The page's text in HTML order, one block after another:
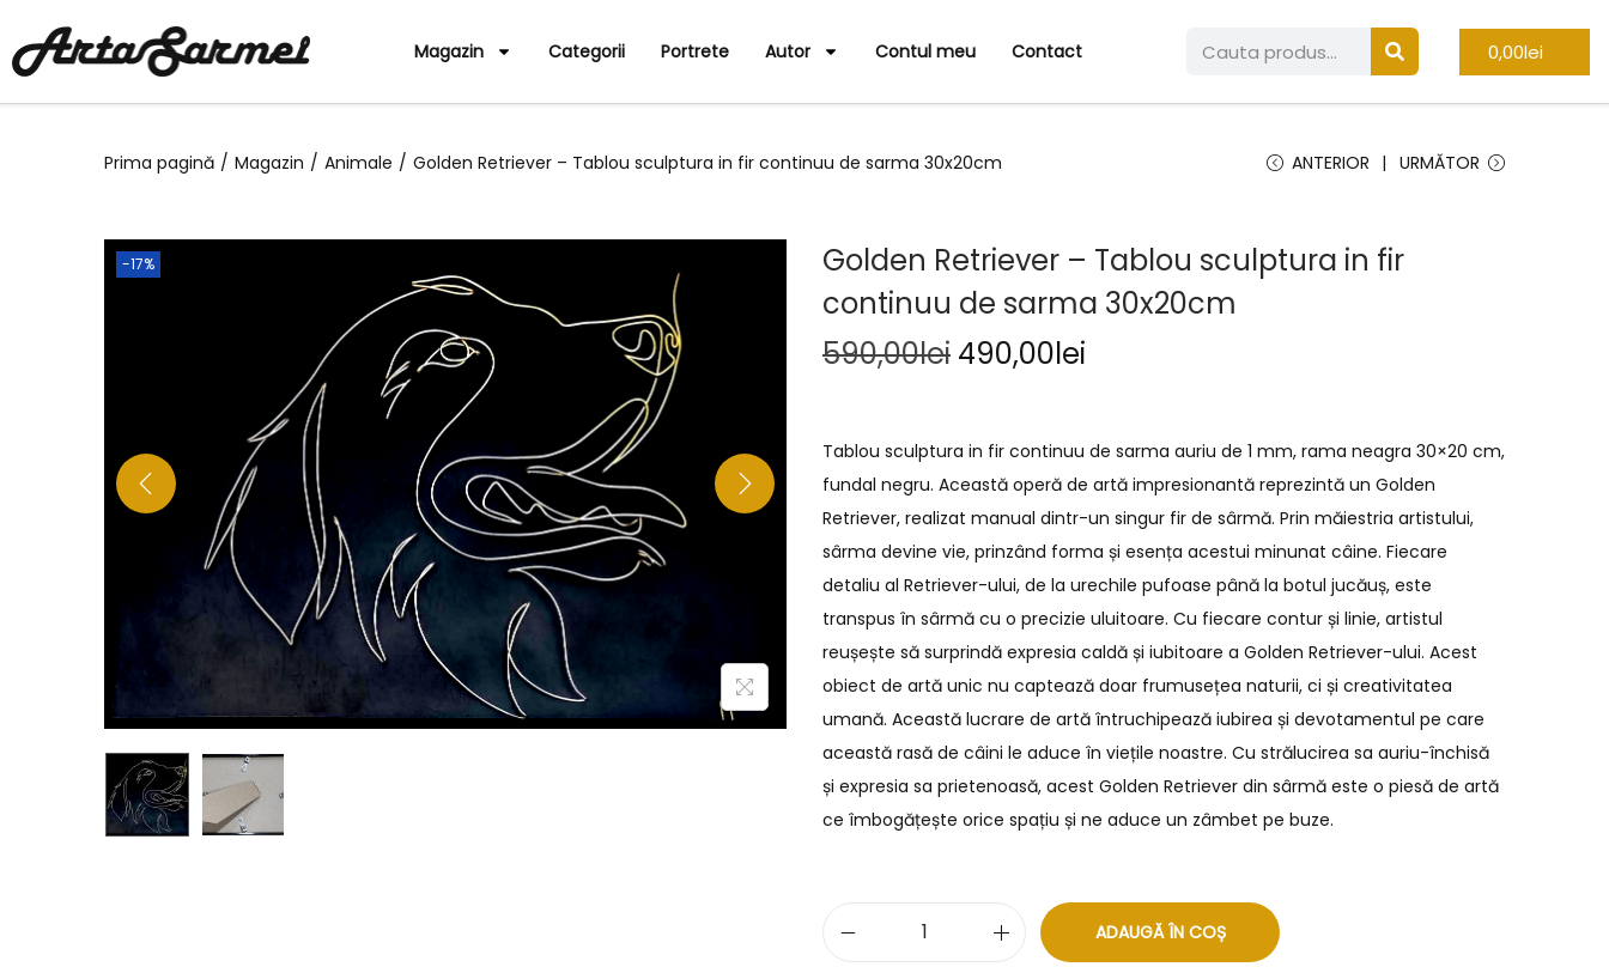
Magazin Categorii Portrete Autor Contul meu Contact 0,00lei
Prima pagină / Magazin / Animale / Golden Retriever – Tablou sculptura in fir continuu de sarma 30x20cm ANTERIOR URMĂTOR
-17%
Golden Retriever – Tablou sculptura in fir
continuu de sarma 30x20cm
590,00lei 490,00lei
Tablou sculptura in fir continuu de sarma auriu de 1 mm, rama neagra 30×20 cm,
fundal negru. Această operă de artă impresionantă reprezintă un Golden
Retriever, realizat manual dintr-un singur fir de sârmă. Prin măiestria artistului,
sârma devine vie, prinzând forma și esența acestui minunat câine. Fiecare
detaliu al Retriever-ului, de la urechile pufoase până la botul jucăuș, este
transpus în sârmă cu o precizie uluitoare. Cu fiecare contur și linie, artistul
reușește să surprindă expresia caldă și iubitoare a Golden Retriever-ului. Acest
obiect de artă unic nu captează doar frumusețea naturii, ci și creativitatea
umană. Această lucrare de artă întruchipează iubirea și devotamentul pe care
această rasă de câini le aduce în viețile noastre. Cu strălucirea sa auriu-închisă
și expresia sa prietenoasă, acest Golden Retriever din sârmă este o piesă de artă
ce îmbogățește orice spațiu și ne aduce un zâmbet pe buze.
ADAUGĂ ÎN COȘ